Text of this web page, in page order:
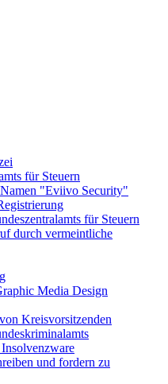
für Steuern
"Eviivo Security"
für Steuern
durch vermeintliche
Media Design
Kreisvorsitzenden
und fordern zu